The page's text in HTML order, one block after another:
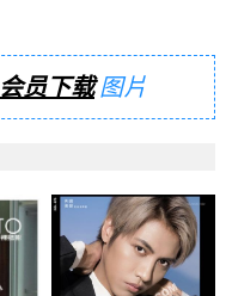
会员下载图片